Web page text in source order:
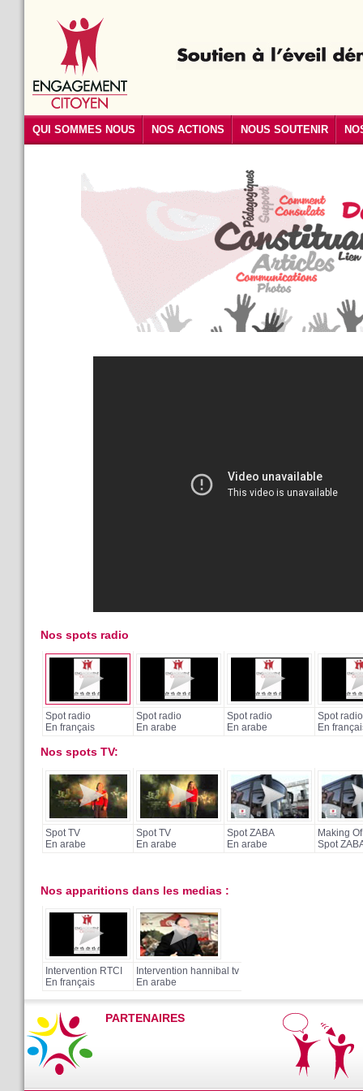
QUI SOMMES NOUS NOS ACTIONS NOUS SOUTENIR
Nos spots radio
Spot radio
En français
Spot radio
En arabe
Spot radio
En arabe
Spot radio
En
Nos spots TV:
Spot TV
En arabe
Spot TV
En arabe
Spot ZABA
En arabe
Making Of
Spot
Nos apparitions dans les medias :
Intervention RTCI
En français
Intervention hannibal tv
En arabe
PARTENAIRES